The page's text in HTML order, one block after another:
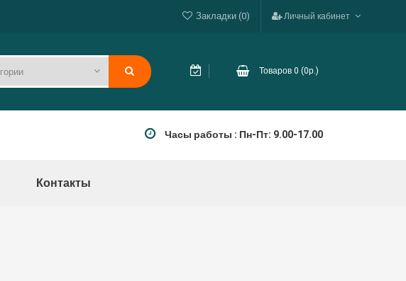
Личный кабинет
Закладки (0)
Товаров 0 (0р.)
Часы работы : Пн-Пт: 9.00-17.00
Контакты